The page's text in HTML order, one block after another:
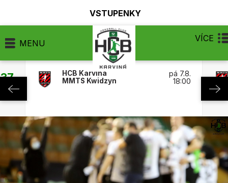
VSTUPENKY
MENU VÍCE
HCB Karviná
MMTS Kwidzyn
pá 7.8.
18:00